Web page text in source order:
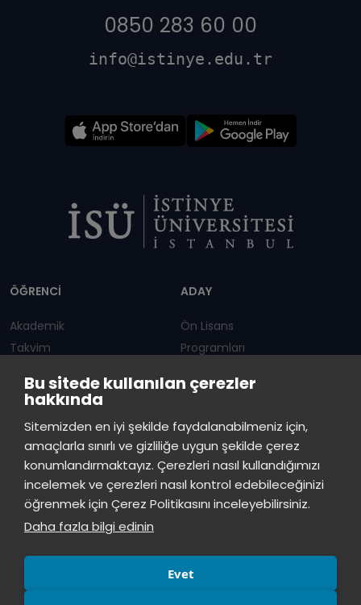
Bu sitede kullanılan çerezler
hakkında
Sitemizden en iyi şekilde faydalanabilmeniz için,
amaçlarla sınırlı ve gizliliğe uygun şekilde çerez
konumlandırmaktayız. Çerezleri nasıl kullandığımızı
incelemek ve çerezleri nasıl kontrol edebileceğinizi
öğrenmek için Çerez Politikasını inceleyebilirsiniz.
Daha fazla bilgi edinin
Evet
0850 283 60 00
info@istinye.edu.tr
ÖĞRENCİ
Akademik
Takvim
Servis Saatleri
Duyurular
Öğrenci Bilgi Sistemi
ADAY
Ön Lisans
Programları
Lisans Programları
Sürekli Eğitim Merkezi
İSTİNYE
Basın
Kiti
İhaleler İstinye Post Kampüslerimiz
çevrimiçi
İstinye Üniversitesi
Merhaba! Size nasıl yardımcı
olabilirim?